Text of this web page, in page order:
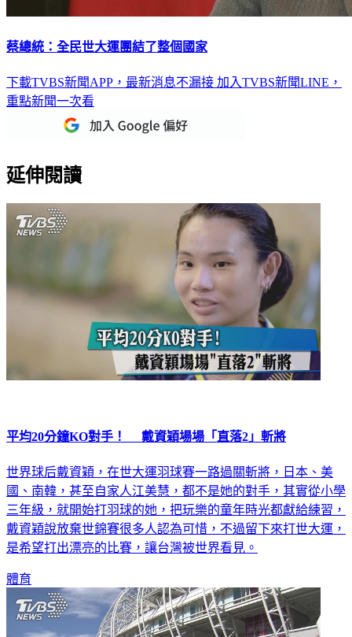
蔡總統：全民世大運團結了整個國家
下載TVBS新聞APP，最新消息不漏接 加入TVBS新聞LINE，
重點新聞一次看
延伸閱讀
平均20分鐘KO對手！ 戴資穎場場「直落2」斬將
世界球后戴資穎，在世大運羽球賽一路過關斬將，日本、美
國、南韓，甚至自家人江美慧，都不是她的對手，其實從小學
三年級，就開始打羽球的她，把玩樂的童年時光都獻給練習，
戴資穎說放棄世錦賽很多人認為可惜，不過留下來打世大運，
是希望打出漂亮的比賽，讓台灣被世界看見。
體育